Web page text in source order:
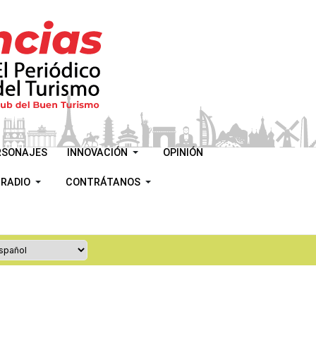
INNOVACIÓN OPINIÓN
CONTRÁTANOS